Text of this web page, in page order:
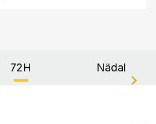
72H Nädal